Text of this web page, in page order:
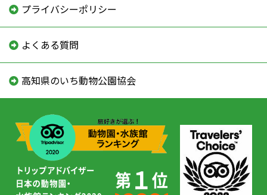
プライバシーポリシー
よくある質問
高知県のいち動物公園協会